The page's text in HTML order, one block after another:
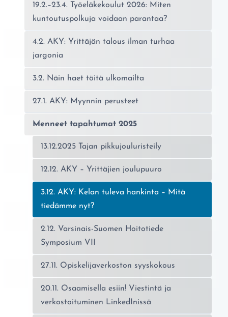
19.2.–23.4. Työeläkekoulut 2026: Miten
kuntoutuspolkuja voidaan parantaa?
4.2. AKY: Yrittäjän talous ilman turhaa
jargonia
3.2. Näin haet töitä ulkomailta
27.1. AKY: Myynnin perusteet
Menneet tapahtumat 2025
13.12.2025 Tajan pikkujouluristeily
12.12. AKY – Yrittäjien joulupuuro
Nykyinen sivu:
3.12. AKY: Kelan tuleva hankinta – Mitä
tiedämme nyt?
2.12. Varsinais-Suomen Hoitotiede
Symposium VII
27.11. Opiskelijaverkoston syyskokous
20.11. Osaamisella esiin! Viestintä ja
verkostoituminen LinkedInissä